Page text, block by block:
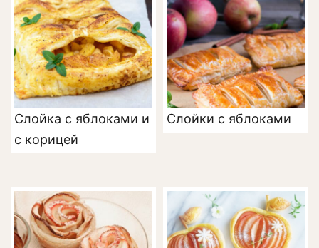
Слойка с яблоками и
с корицей
Слойки с яблоками